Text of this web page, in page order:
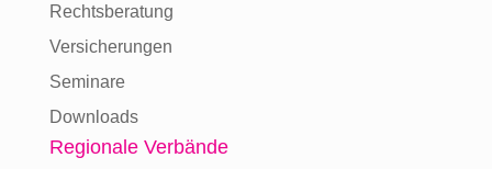
Rechtsberatung
Versicherungen
Seminare
Downloads
Regionale Verbände